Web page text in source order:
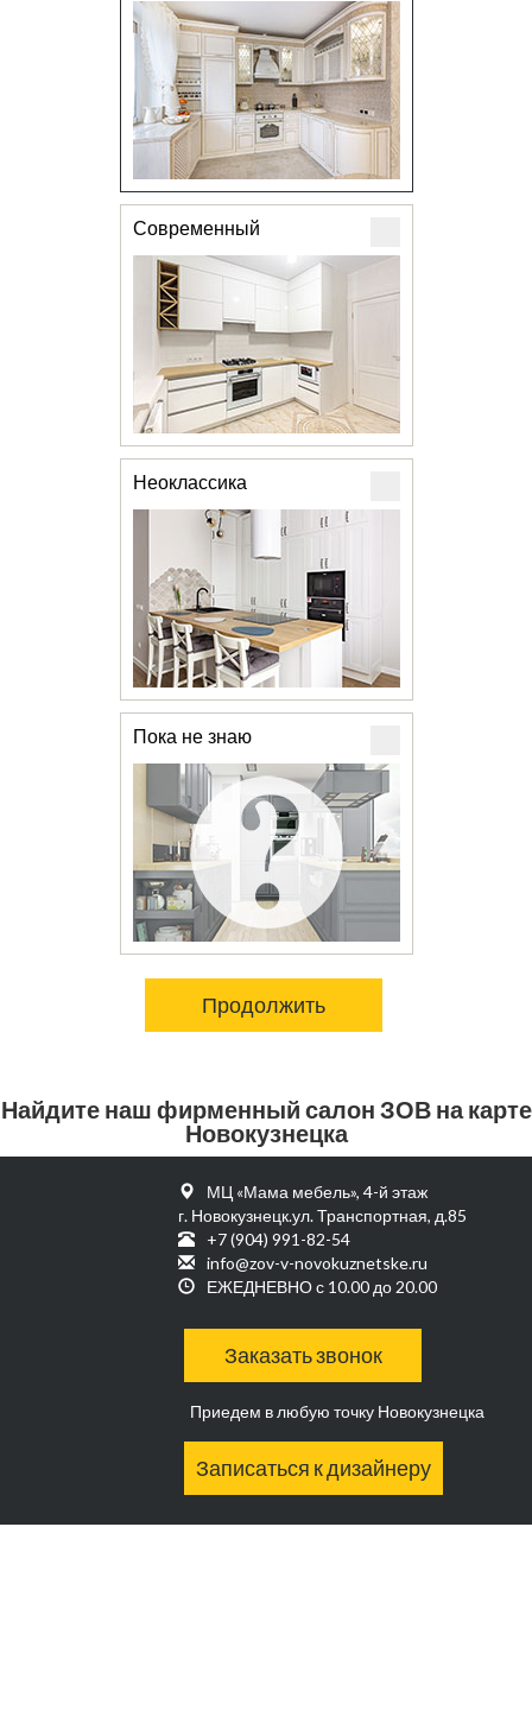
Современный
Неоклассика
Пока не знаю
Продолжить
Найдите наш фирменный салон ЗОВ на карте
Новокузнецка
МЦ «Мама мебель», 4-й этаж
г. Новокузнецк.ул. Транспортная, д.85
+7 (904) 991-82-54
info@zov-v-novokuznetske.ru
ЕЖЕДНЕВНО с 10.00 до 20.00
Заказать звонок
Приедем в любую точку Новокузнецка
Записаться к дизайнеру